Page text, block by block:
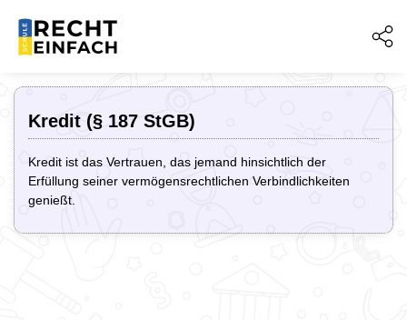
Kredit (§ 187 StGB)
Kredit ist das Vertrauen, das jemand hinsichtlich der
Erfüllung seiner vermögensrechtlichen Verbindlichkeiten
genießt.